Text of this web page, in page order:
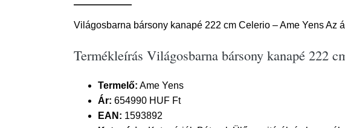
Világosbarna bársony kanapé 222 cm Celerio – Ame Yens Az
Termékleírás Világosbarna bársony kanapé 222
Termelő: Ame Yens
Ár: 654990 HUF Ft
EAN: 1593892